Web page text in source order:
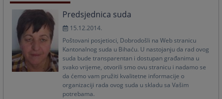
Predsjednica suda
15.12.2014.
Poštovani posjetioci, Dobrodošli na Web stranicu
Kantonalnog suda u Bihaću. U nastojanju da rad ovog
suda bude transparentan i dostupan građanima u
svako vrijeme, otvorili smo ovu stranicu i nadamo se
da ćemo vam pružiti kvalitetne informacije o
organizaciji rada ovog suda u skladu sa Vašim
potrebama.